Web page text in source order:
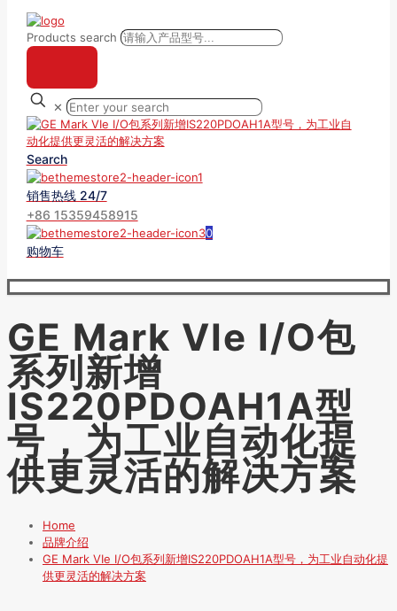
Products search
✕
Search
销售热线 24/7
+86 15359458915
0
购物车
GE Mark VIe I/O包
系列新增
IS220PDOAH1A型
号，为工业自动化提
供更灵活的解决方案
Home
品牌介绍
GE Mark VIe I/O包系列新增IS220PDOAH1A型号，为工业自动化提
供更灵活的解决方案